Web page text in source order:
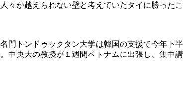
々が越えられない壁と考えていたタイに勝ったこ
門トンドゥックタン大学は韓国の支援で今年下半
中央大の教授が１週間ベトナムに出張し、集中講